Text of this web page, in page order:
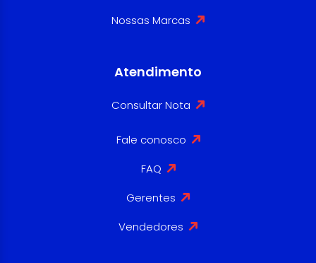
Nossas Marcas
Atendimento
Consultar Nota
Fale conosco
FAQ
Gerentes
Vendedores